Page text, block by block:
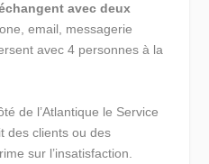
avec deux
email, messagerie
avec 4 personnes à la
de l’Atlantique le Service
des clients ou des
sur l’insatisfaction.